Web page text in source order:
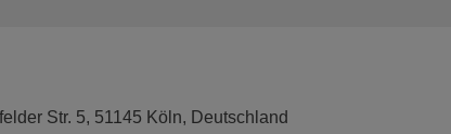
Str. 5, 51145 Köln, Deutschland